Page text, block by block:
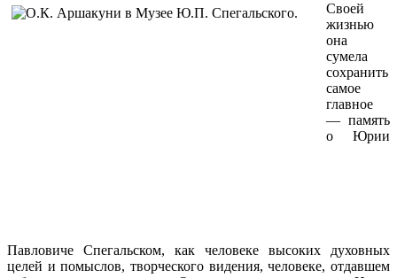
Своей
жизнью
она
сумела
сохранить
самое
главное
— память
о Юрии
Павловиче Спегальском, как человеке высоких духовных
целей и помыслов, творческого видения, человеке, отдавшем